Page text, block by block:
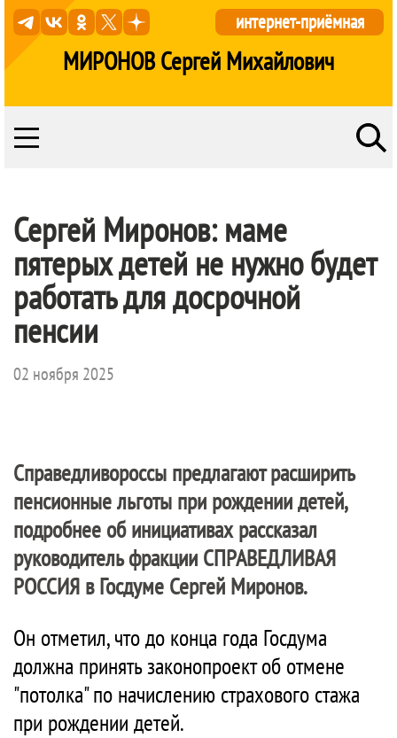
МИРОНОВ Сергей Михайлович
интернет-приёмная
Сергей Миронов: маме
пятерых детей не нужно будет
работать для досрочной
пенсии
02 ноября 2025
Справедливороссы предлагают расширить
пенсионные льготы при рождении детей,
подробнее об инициативах рассказал
руководитель фракции СПРАВЕДЛИВАЯ
РОССИЯ в Госдуме Сергей Миронов.
Он отметил, что до конца года Госдума
должна принять законопроект об отмене
"потолка" по начислению страхового стажа
при рождении детей.